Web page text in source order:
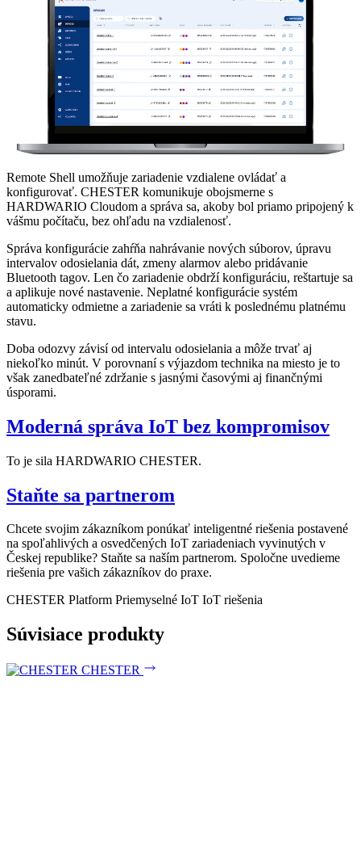
Remote Shell umožňuje zariadenie vzdialene ovládať a
konfigurovať. CHESTER komunikuje obojsmerne s
HARDWARIO Cloudom a správa sa, akoby bol priamo pripojený k
vášmu počítaču, bez ohľadu na vzdialenosť.
Správa konfigurácie zahŕňa nahrávanie nových súborov, úpravu
intervalov odosielania dát, zmeny alarmov alebo pridávanie
Bluetooth tagov. Len čo zariadenie obdrží konfiguráciu, reštartuje sa
a aplikuje nové nastavenie. Neplatné konfigurácie systém
automaticky odmietne a zariadenie sa vráti k poslednému platnému
stavu.
Doba odozvy závisí od intervalu odosielania a môže trvať aj
niekoľko minút. V porovnaní s výjazdom technika na miesto je to
však zanedbateľné zdržanie s jasnými časovými aj finančnými
úsporami.
Moderná správa IoT bez kompromisov
To je sila HARDWARIO CHESTER.
Staňte sa partnerom
Chcete svojim zákazníkom ponúkať inteligentné riešenia postavené
na spoľahlivých a osvedčených IoT zariadeniach vyvinutých v
Českej republike? Staňte sa naším partnerom. Spoločne uvedieme
riešenia pre vašich zákazníkov do praxe.
CHESTER Platform Priemyselné IoT IoT riešenia
Súvisiace produkty
CHESTER